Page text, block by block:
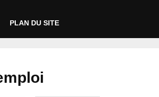
PLAN DU SITE